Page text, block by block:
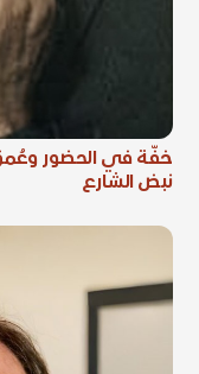
خفّة في الحضور
نبض الشارع